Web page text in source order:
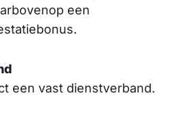
een
een vast dienstverband.